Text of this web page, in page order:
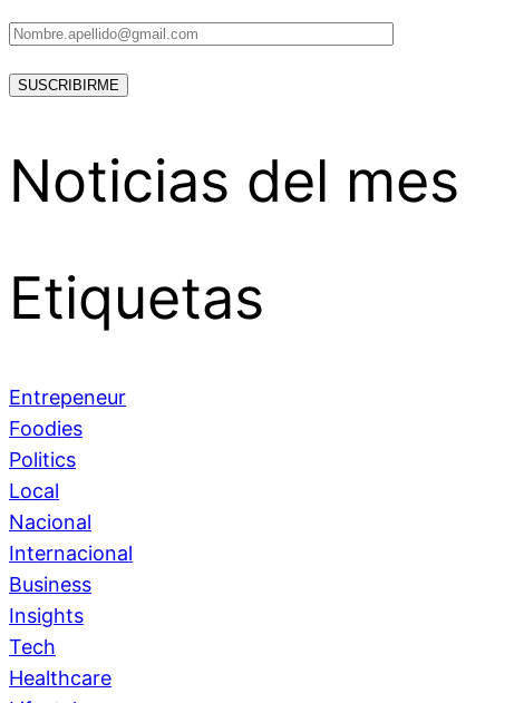
Noticias del mes
Etiquetas
Entrepeneur
Foodies
Politics
Local
Nacional
Internacional
Business
Insights
Tech
Healthcare